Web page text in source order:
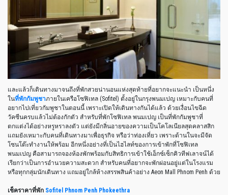
และแล้วก็เดินทางมาจนถึงที่พักสวยน่านอนแห่งสุดท้ายที่อยากจะแนะนำ เป็นหนึ่ง
ในที่พักกัมพูชาภายในเครือโซฟิเทล (Sofitel) ตั้งอยู่ในกรุงพนมเปญ เหมาะกับคนที่
อยากไปเที่ยวกัมพูชาในตอนนี้ เพราะเปิดให้เดินทางกันได้แล้ว ด้วยเงื่อนไขฉีด
วัคซีนครบแล้วไม่ต้องกักตัว สำหรับที่พักโซฟิเทล พนมเปญ เป็นที่พักกัมพูชาที่
ตกแต่งได้อย่างหรูหราลงตัว แต่ยังมีกลิ่นอายของความเป็นโคโลเนียลสุดคลาสสิก
แถมยังเหมาะกับคนที่เดินทางมาเพื่อธุรกิจ หรือว่าท่องเที่ยว เพราะด้านในจะมีจัด
โซนโต๊ะทำงานให้พร้อม อีกหนึ่งอย่างที่เป็นไฮไลท์ของการเข้าพักที่โซฟิเทล
พนมเปญ คือสามารถจองห้องพักพร้อมกับสิทธิการเข้าใช้เอ็กซ์เซ็กคิวทีฟเลาจน์ได้
เรียกว่าเป็นการอำนวยความสะดวก สำหรับคนที่อยากจะพักผ่อนอยู่แต่ในโรงแรม
หรือทุกกลุ่มนักเดินทาง แถมอยู่ใกล้ห้างสรรพสินค้าอย่าง Aeon Mall Phnom Penh ด้วย
เช็คราคาที่พัก Sofitel Phnom Penh Phokeethra